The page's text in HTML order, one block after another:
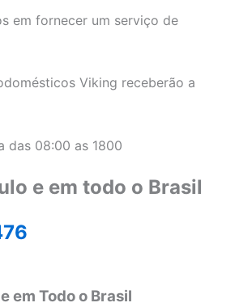
em fornecer um serviço de
Viking receberão a
das 08:00 as 1800
e em todo o Brasil
em Todo o Brasil